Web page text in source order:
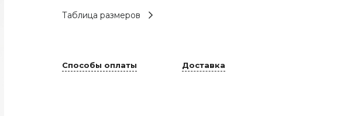
Таблица размеров
Способы оплаты Доставка